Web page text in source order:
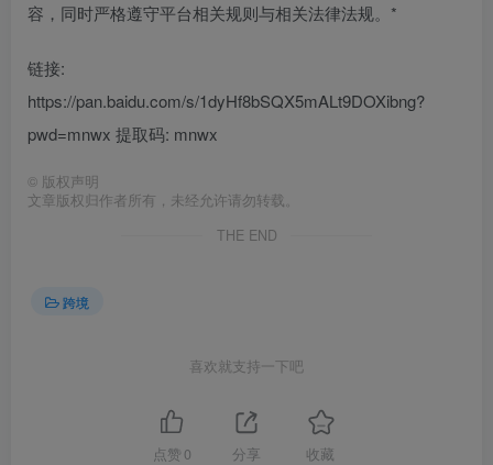
容，同时严格遵守平台相关规则与相关法律法规。*
链接:
https://pan.baidu.com/s/1dyHf8bSQX5mALt9DOXibng?
pwd=mnwx 提取码: mnwx
© 版权声明
文章版权归作者所有，未经允许请勿转载。
THE END
跨境
喜欢就支持一下吧
点赞 0 分享 收藏